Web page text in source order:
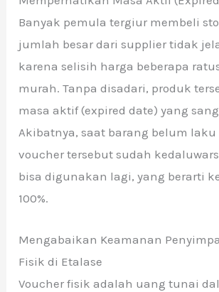
Banyak pemula tergiur membeli
jumlah besar dari supplier tidak
karena selisih harga beberapa
murah. Tanpa disadari, produk
masa aktif (expired date) yang
Akibatnya, saat barang belum
voucher tersebut sudah
bisa digunakan lagi, yang berarti
100%.
Mengabaikan Keamanan
Fisik di Etalase
Voucher fisik adalah uang tunai